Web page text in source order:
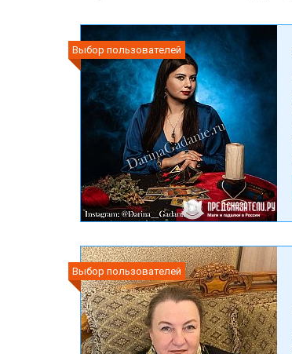
Выбор пользователей
Выбор пользователей